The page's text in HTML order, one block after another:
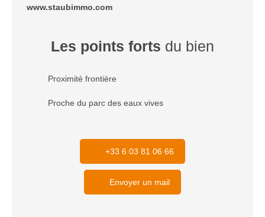
www.staubimmo.com
Les points forts du bien
Proximité frontière
Proche du parc des eaux vives
+33 6 03 81 06 66
Envoyer un mail